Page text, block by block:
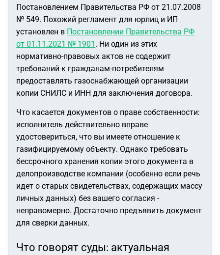
Постановлением Правительства РФ от 21.07.2008
№ 549. Похожий регламент для юрлиц и ИП
установлен в Постановлении Правительства РФ
от 01.11.2021 № 1901 . Ни один из этих
нормативно-правовых актов не содержит
требований к гражданам-потребителям
предоставлять газоснабжающей организации
копии СНИЛС и ИНН для заключения договора.
Что касается документов о праве собственности:
исполнитель действительно вправе
удостовериться, что вы имеете отношение к
газифицируемому объекту. Однако требовать
бессрочного хранения копии этого документа в
делопроизводстве компании (особенно если речь
идет о старых свидетельствах, содержащих массу
личных данных) без вашего согласия -
неправомерно. Достаточно предъявить документ
для сверки данных.
Что говорят суды: актуальная